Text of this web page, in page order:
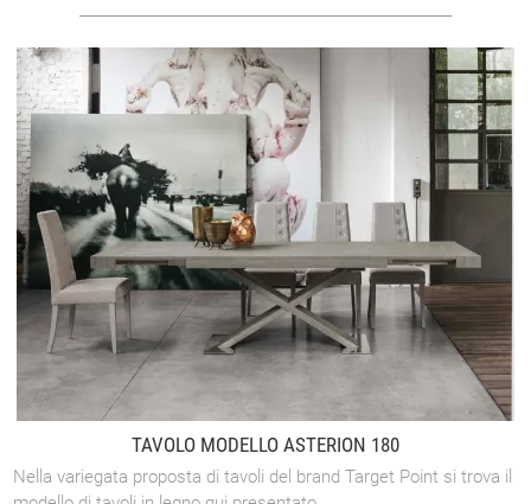
TAVOLO MODELLO ASTERION 180
Nella variegata proposta di tavoli del brand Target Point si trova il